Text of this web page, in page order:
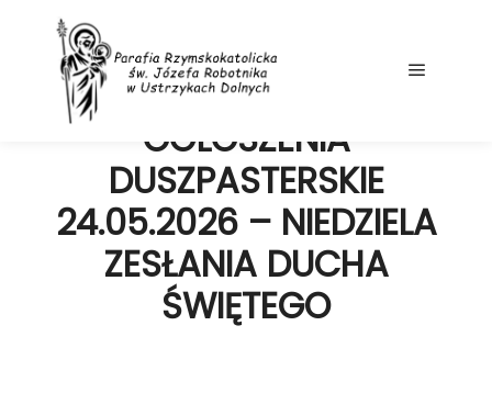
25 maja, 2026
OGŁOSZENIA
DUSZPASTERSKIE
24.05.2026 – NIEDZIELA
ZESŁANIA DUCHA
ŚWIĘTEGO